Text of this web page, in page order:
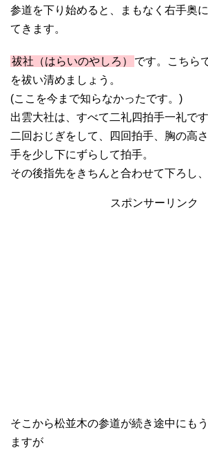
参道を下り始めると、まもなく右手奥
てきます。
祓社（はらいのやしろ）
です。こちら
を祓い清めましょう。
(ここを今まで知らなかったです。)
出雲大社は、すべて二礼四拍手一礼です
二回おじぎをして、四回拍手、胸の高
手を少し下にずらして拍手。
その後指先をきちんと合わせて下ろし、
スポンサーリンク
そこから松並木の参道が続き途中にも
ますが